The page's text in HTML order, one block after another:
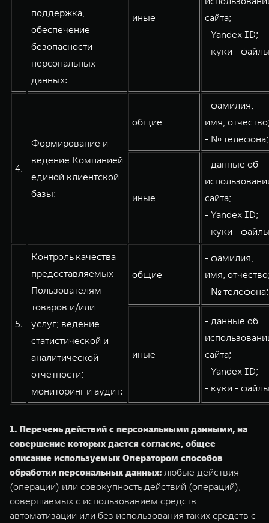
поддержка,
обеспечение
безопасности
персональных
данных:
иные
сайта;
- Yandex ID;
- куки -
4.
Формирование и
ведение Компанией
единой клиентской
базы:
общие
- фамилия,
имя,
- № телефона;
иные
- данные об
сайта;
- Yandex ID;
- куки -
5.
Контроль качества
предоставляемых
Пользователям
товаров и/или
услуг; ведение
статистической и
аналитической
отчетности;
мониторинг и аудит:
общие
- фамилия,
имя,
- № телефона;
иные
- данные об
сайта;
- Yandex ID;
- куки -
1. Перечень действий с персональными данными, на
совершение которых дается согласие, общее
описание используемых Оператором способов
обработки персональных данных: любые действия
(операции) или совокупность действий (операций),
совершаемых с использованием средств
автоматизации или без использования таких средств с